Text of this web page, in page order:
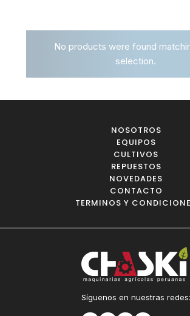
No products were found
selection.
NOSOTROS
EQUIPOS
CULTIVOS
REPUESTOS
NOVEDADES
CONTACTO
TERMINOS Y
Síguenos en nuestras redes: